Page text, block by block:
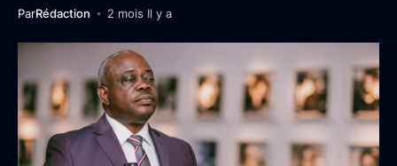
ParRédaction 2 mois Il y a